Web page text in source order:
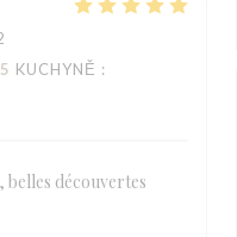
KUCHYNĚ :
belles découvertes